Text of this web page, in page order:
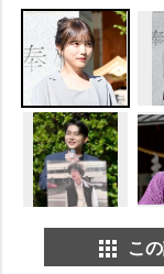
こ